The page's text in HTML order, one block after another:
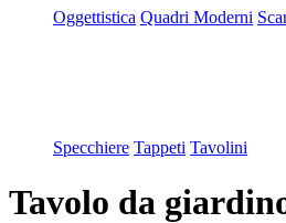
Oggettistica Quadri Moderni
Specchiere Tappeti Tavolini
Tavolo da